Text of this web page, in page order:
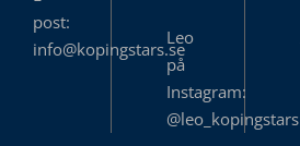
post:
info@kopingstars.se
Leo
på
Instagram:
@leo_kopingstars